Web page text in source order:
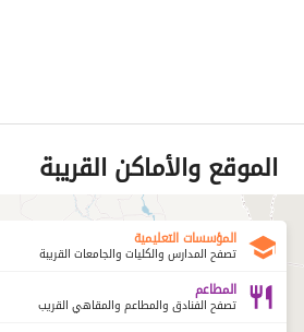
الموقع والأماكن القريبة
المؤسسات التعليمية
تصفح المدارس والكليات والجامعات القريبة
المطاعم
تصفح الفنادق والمطاعم والمقاهي القريب